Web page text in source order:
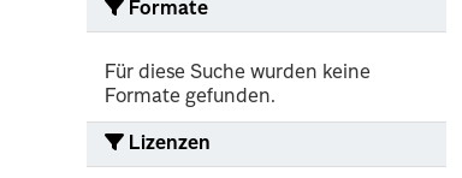
Formate
Für diese Suche wurden keine
Formate gefunden.
Lizenzen